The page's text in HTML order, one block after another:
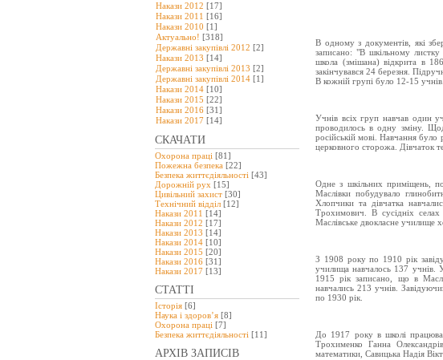
Накази 2012 [17]
Накази 2011 [16]
Накази 2010 [1]
Актуально! [318]
Державні закупівлі 2012 [2]
Накази 2013 [14]
Державні закупівлі 2013 [2]
Державні закупівлі 2014 [1]
Накази 2014 [10]
Накази 2015 [22]
Накази 2016 [31]
Накази 2017 [14]
СКАЧАТИ
Охорона праці [81]
Пожежна безпека [22]
Безпека життєдіяльності [43]
Дорожній рух [15]
Цивільний захист [30]
Технічний відділ [12]
Накази 2011 [14]
Накази 2012 [17]
Накази 2013 [14]
Накази 2014 [10]
Накази 2015 [20]
Накази 2016 [31]
Накази 2017 [13]
СТАТТІ
Історія [6]
Наука і здоров’я [8]
Охорона праці [7]
Безпeка життєдіяльності [11]
АРХІВ ЗАПИСІВ
В одному з документів, які
записано: "В шкільному
школа (змішана) відкрита в
закінчувався 24 березня.
В кожній групі було 12-15 учнів.
Учнів всіх груп навчав один
проводилось в одну зміну.
російській мові. Навчання було
церковного сторожа. Дівчаток
Одне з шкільних приміщень,
Маслівки побудувало
Хлопчики та дівчатка
Трохимович. В сусідніх
Маслівське двокласне училище
З 1908 року по 1910 рік
училища навчалось 137 учнів.
1915 рік записано, що в
навчались 213 учнів.
по 1930 рік.
До 1917 року в школі
Трохименко Ганна
математики, Савицька Надія